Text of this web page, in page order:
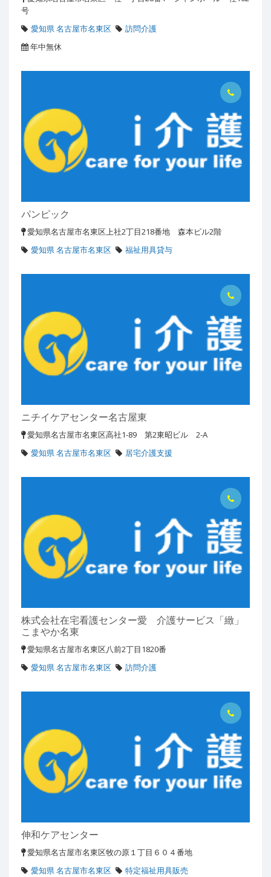
号
愛知県 名古屋市名東区
訪問介護
年中無休
パンピック
愛知県名古屋市名東区上社2丁目218番地 森本ビル2階
愛知県 名古屋市名東区
福祉用具貸与
ニチイケアセンター名古屋東
愛知県名古屋市名東区高社1-89 第2東昭ビル 2-A
愛知県 名古屋市名東区
居宅介護支援
株式会社在宅看護センター愛 介護サービス「緻」
こまやか名東
愛知県名古屋市名東区八前2丁目1820番
愛知県 名古屋市名東区
訪問介護
伸和ケアセンター
愛知県名古屋市名東区牧の原１丁目６０４番地
愛知県 名古屋市名東区
特定福祉用具販売